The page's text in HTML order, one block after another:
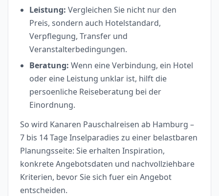
Leistung: Vergleichen Sie nicht nur den
Preis, sondern auch Hotelstandard,
Verpflegung, Transfer und
Veranstalterbedingungen.
Beratung: Wenn eine Verbindung, ein Hotel
oder eine Leistung unklar ist, hilft die
persoenliche Reiseberatung bei der
Einordnung.
So wird Kanaren Pauschalreisen ab Hamburg –
7 bis 14 Tage Inselparadies zu einer belastbaren
Planungsseite: Sie erhalten Inspiration,
konkrete Angebotsdaten und nachvollziehbare
Kriterien, bevor Sie sich fuer ein Angebot
entscheiden.